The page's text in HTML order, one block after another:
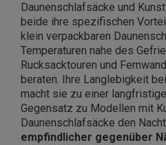
Daunenschlafsäcke und
beide ihre spezifischen
klein verpackbaren
Temperaturen nahe des
Rucksacktouren und
beraten. Ihre Langlebigkeit
macht sie zu einer
Gegensatz zu Modellen mit
Daunenschlafsäcke den
empfindlicher gegenüber